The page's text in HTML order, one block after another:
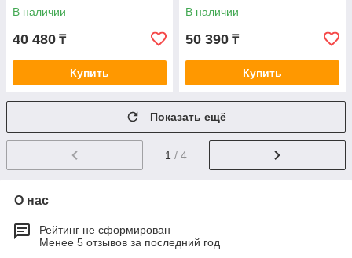
В наличии
40 480 ₸
Купить
В наличии
50 390 ₸
Купить
Показать ещё
1 / 4
О нас
Рейтинг не сформирован
Менее 5 отзывов за последний год